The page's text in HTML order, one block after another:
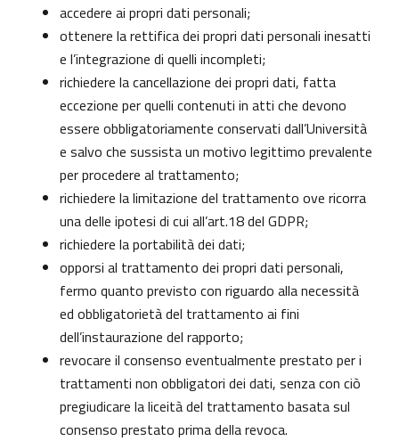
accedere ai propri dati personali;
ottenere la rettifica dei propri dati personali inesatti
e l’integrazione di quelli incompleti;
richiedere la cancellazione dei propri dati, fatta
eccezione per quelli contenuti in atti che devono
essere obbligatoriamente conservati dall’Università
e salvo che sussista un motivo legittimo prevalente
per procedere al trattamento;
richiedere la limitazione del trattamento ove ricorra
una delle ipotesi di cui all’art.18 del GDPR;
richiedere la portabilità dei dati;
opporsi al trattamento dei propri dati personali,
fermo quanto previsto con riguardo alla necessità
ed obbligatorietà del trattamento ai fini
dell’instaurazione del rapporto;
revocare il consenso eventualmente prestato per i
trattamenti non obbligatori dei dati, senza con ciò
pregiudicare la liceità del trattamento basata sul
consenso prestato prima della revoca.